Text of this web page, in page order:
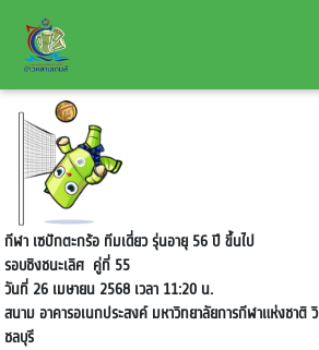
กีฬา เซปักตะกร้อ ทีมเดี่ยว รุ่นอายุ 56 ปี ขึ้นไป
รอบชิงชนะเลิศคู่ที่ 55
วันที่ 26 เมษายน 2568 เวลา 11:20 น.
สนามอาคารอเนกประสงค์ มหาวิทยาลัยการกีฬาแห่งชาติ
ชลบุรี